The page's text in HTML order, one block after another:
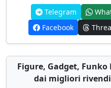
Telegram
Facebook
Figure, Gadget, Funko
dai migliori